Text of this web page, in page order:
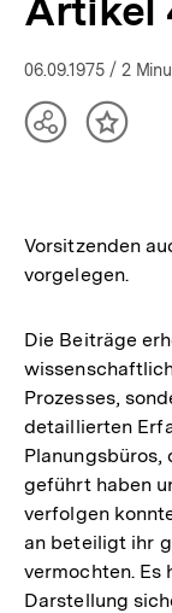
Artikel
06.09.1975 / 2
TeilenInhalt
Vorsitzenden
vorgelegen.
Die Beiträge
Prozesses,
detaillierten
Planungsbüros,
geführt haben
verfolgen
an beteiligt ihr
vermochten. Es
Darstellung